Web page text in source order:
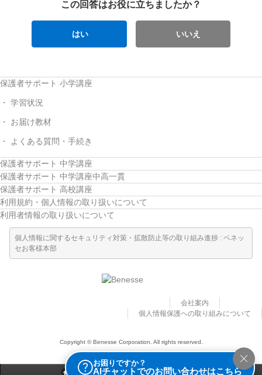
この回答はお役に立ちましたか？
はい いいえ
お困りですか？
AIチャットでのお問い合わせはこちら
保護者サポート 小学講座
学習状況
お届け教材
よくある質問・手続き
保護者サポート 中学講座
保護者サポート 中学講座中高一貫
保護者サポート 高校講座
利用規約・個人情報の取り扱いについて
利用者情報の取り扱いについて
個人情報に関するセキュリティ対策・拡散防止等の取り組み進捗 : ベネッ
セお客様本部
Copyright © Benesse Corporation. All rights reserved.
会社案内
個人情報保護への取り組みについて